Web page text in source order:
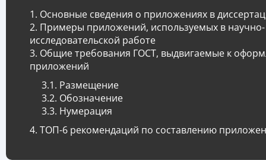
Основные сведения о приложениях в
Примеры приложений, используемых в научно-
исследовательской работе
Общие требования ГОСТ, выдвигаемые к
приложений
Размещение
Обозначение
Нумерация
ТОП-6 рекомендаций по составлению